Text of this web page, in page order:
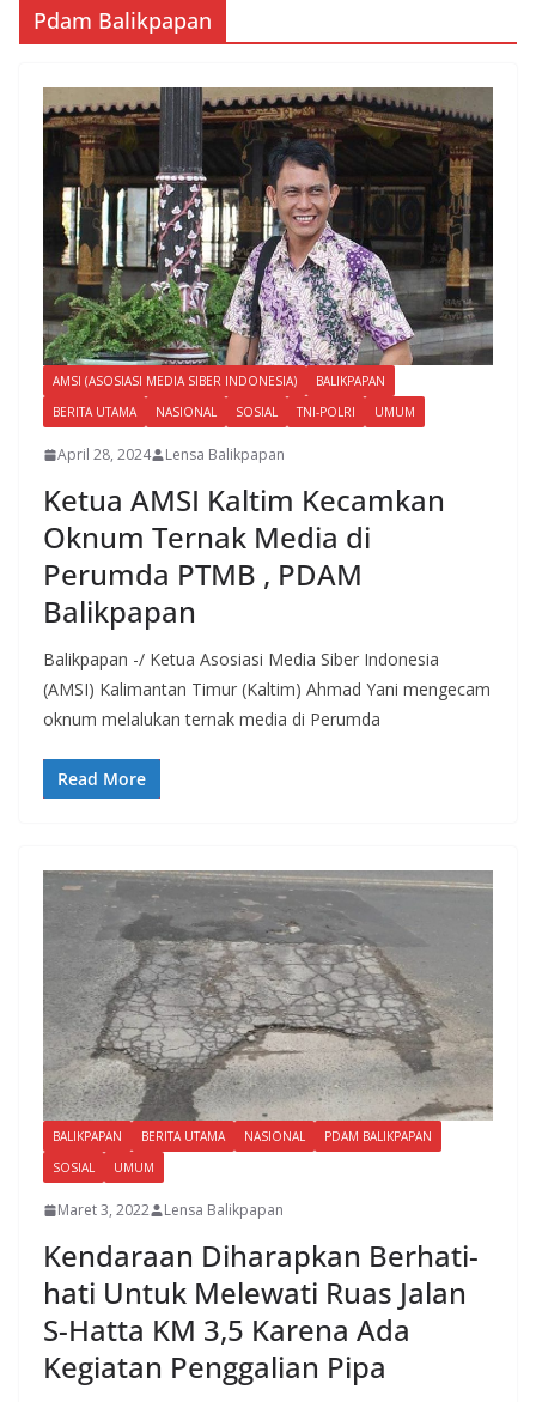
Pdam Balikpapan
AMSI (ASOSIASI MEDIA SIBER INDONESIA)
BALIKPAPAN
BERITA UTAMA
NASIONAL SOSIAL TNI-POLRI UMUM
April 28, 2024 Lensa Balikpapan
Ketua AMSI Kaltim Kecamkan
Oknum Ternak Media di
Perumda PTMB , PDAM
Balikpapan
Balikpapan -/ Ketua Asosiasi Media Siber Indonesia
(AMSI) Kalimantan Timur (Kaltim) Ahmad Yani mengecam
oknum melalukan ternak media di Perumda
Read More
BALIKPAPAN BERITA UTAMA NASIONAL
PDAM BALIKPAPAN
SOSIAL
UMUM
Maret 3, 2022 Lensa Balikpapan
Kendaraan Diharapkan Berhati-
hati Untuk Melewati Ruas Jalan
S-Hatta KM 3,5 Karena Ada
Kegiatan Penggalian Pipa